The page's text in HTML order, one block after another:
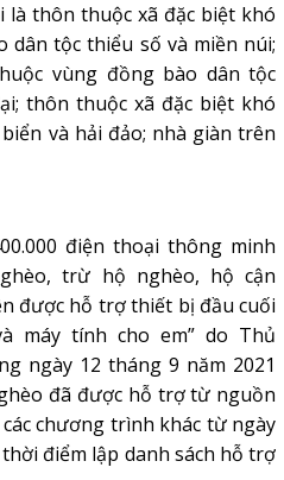
thôn thuộc xã đặc biệt khó
dân tộc thiểu số và miền núi;
vùng đồng bào dân tộc
thôn thuộc xã đặc biệt khó
và hải đảo; nhà giàn trên
điện thoại thông minh
trừ hộ nghèo, hộ cận
được hỗ trợ thiết bị đầu cuối
máy tính cho em” do Thủ
ngày 12 tháng 9 năm 2021
đã được hỗ trợ từ nguồn
chương trình khác từ ngày
điểm lập danh sách hỗ trợ